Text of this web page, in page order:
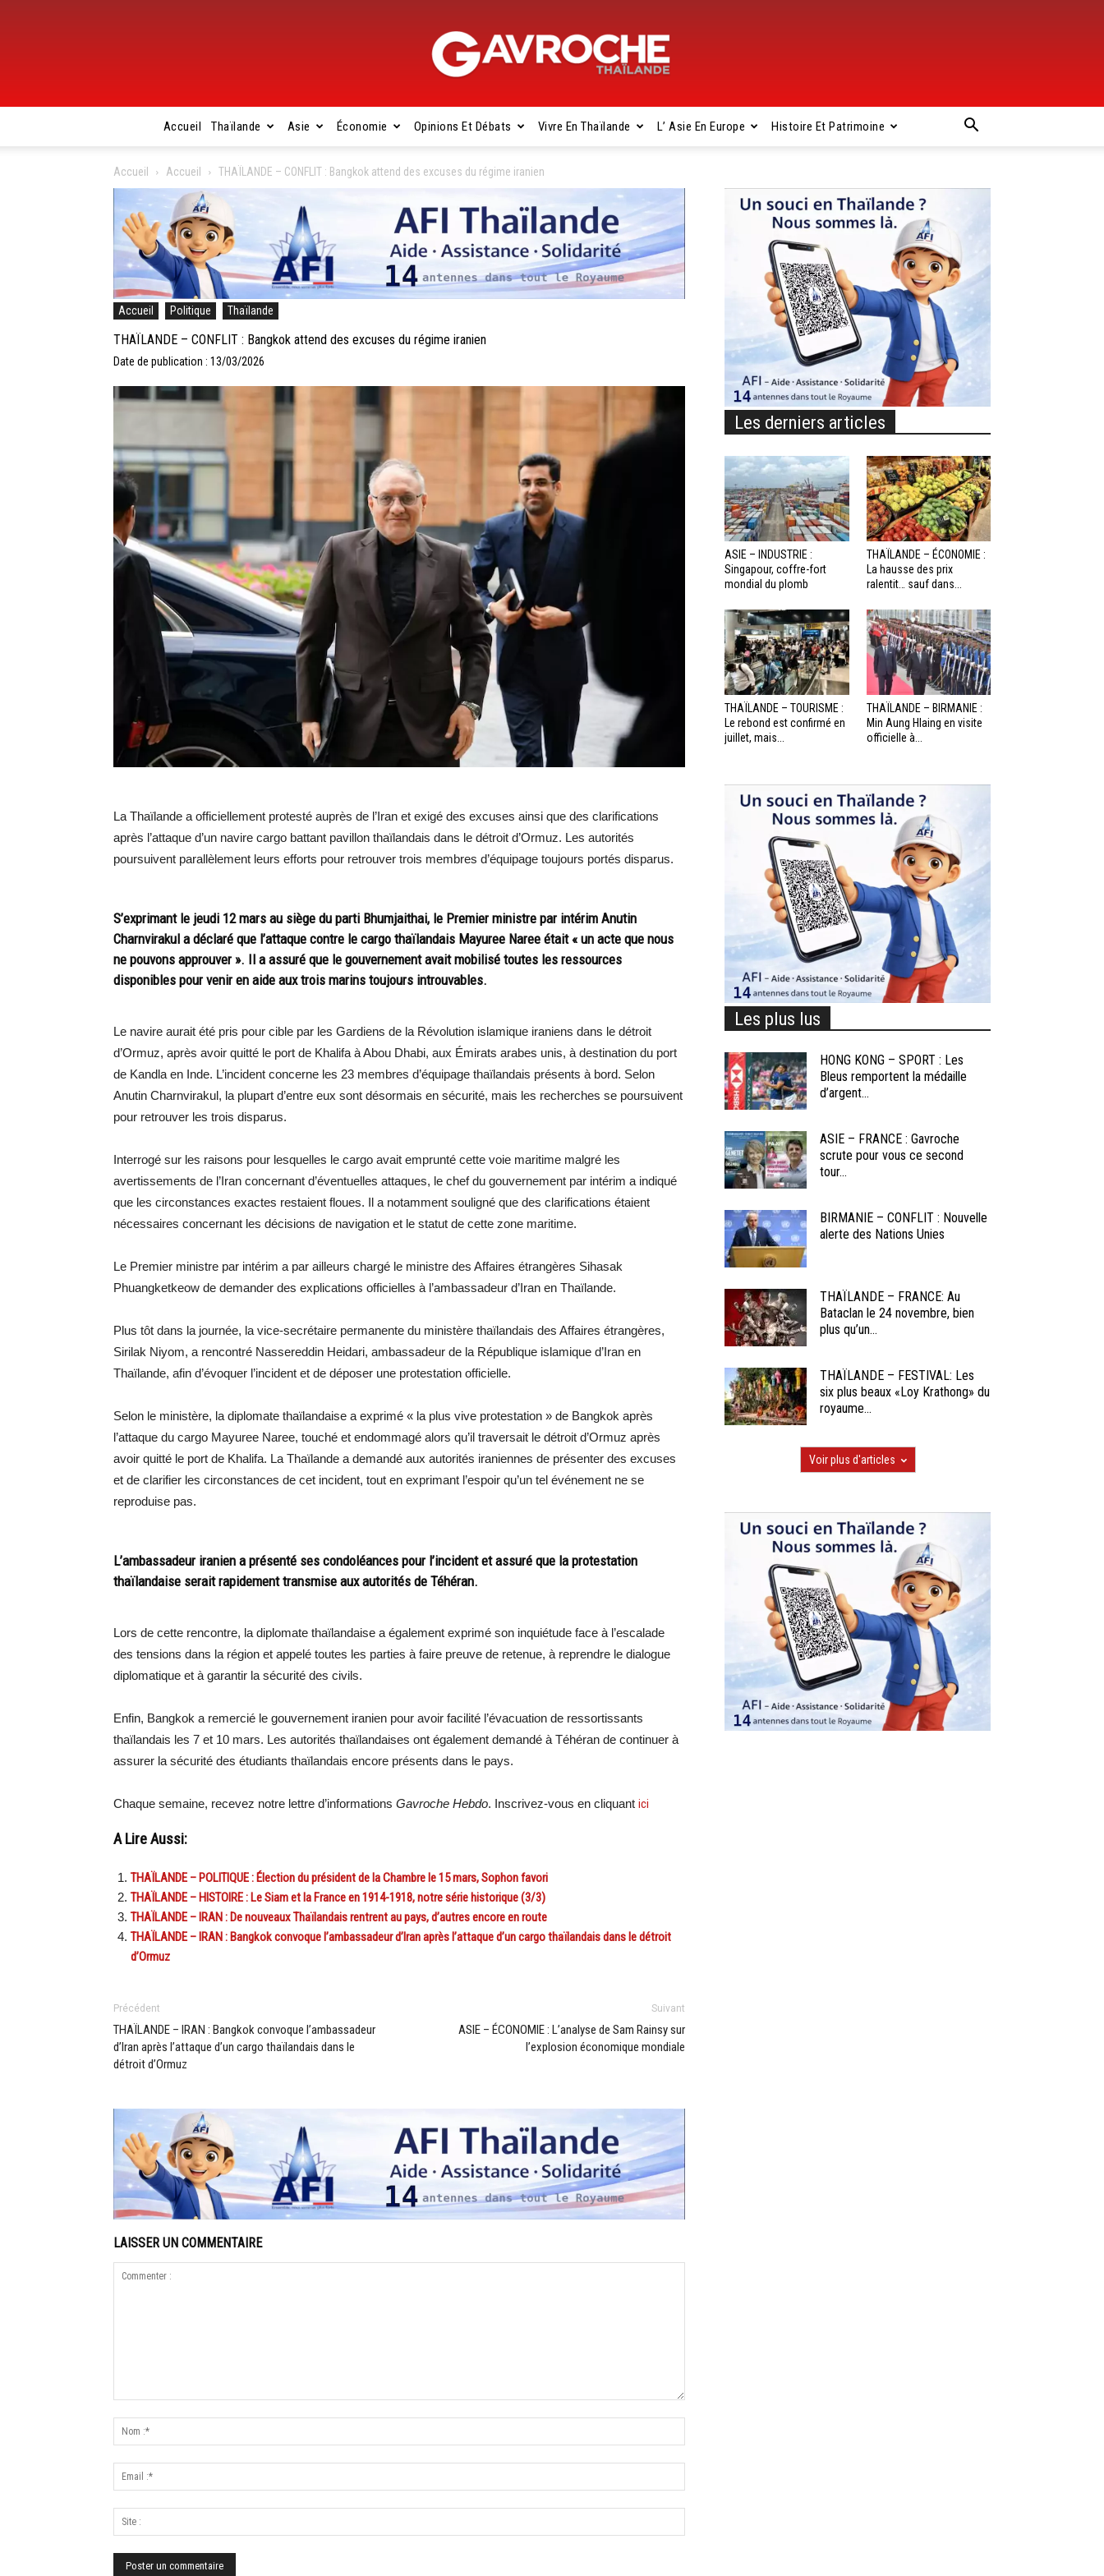
Gavroche
Thaïlande
Accueil Thaïlande Asie Économie Opinions Et Débats Vivre En Thaïlande L’ Asie En Europe Histoire Et Patrimoine
Accueil Accueil THAÏLANDE – CONFLIT : Bangkok attend des excuses du régime iranien
Accueil Politique Thaïlande
THAÏLANDE – CONFLIT : Bangkok attend des excuses du régime iranien
Date de publication : 13/03/2026
La Thaïlande a officiellement protesté auprès de l’Iran et exigé des excuses ainsi que des clarifications
après l’attaque d’un navire cargo battant pavillon thaïlandais dans le détroit d’Ormuz. Les autorités
poursuivent parallèlement leurs efforts pour retrouver trois membres d’équipage toujours portés disparus.
S’exprimant le jeudi 12 mars au siège du parti Bhumjaithai, le Premier ministre par intérim Anutin
Charnvirakul a déclaré que l’attaque contre le cargo thaïlandais Mayuree Naree était « un acte que nous
ne pouvons approuver ». Il a assuré que le gouvernement avait mobilisé toutes les ressources
disponibles pour venir en aide aux trois marins toujours introuvables.
Le navire aurait été pris pour cible par les Gardiens de la Révolution islamique iraniens dans le détroit
d’Ormuz, après avoir quitté le port de Khalifa à Abou Dhabi, aux Émirats arabes unis, à destination du port
de Kandla en Inde. L’incident concerne les 23 membres d’équipage thaïlandais présents à bord. Selon
Anutin Charnvirakul, la plupart d’entre eux sont désormais en sécurité, mais les recherches se poursuivent
pour retrouver les trois disparus.
Interrogé sur les raisons pour lesquelles le cargo avait emprunté cette voie maritime malgré les
avertissements de l’Iran concernant d’éventuelles attaques, le chef du gouvernement par intérim a indiqué
que les circonstances exactes restaient floues. Il a notamment souligné que des clarifications étaient
nécessaires concernant les décisions de navigation et le statut de cette zone maritime.
Le Premier ministre par intérim a par ailleurs chargé le ministre des Affaires étrangères Sihasak
Phuangketkeow de demander des explications officielles à l’ambassadeur d’Iran en Thaïlande.
Plus tôt dans la journée, la vice-secrétaire permanente du ministère thaïlandais des Affaires étrangères,
Sirilak Niyom, a rencontré Nassereddin Heidari, ambassadeur de la République islamique d’Iran en
Thaïlande, afin d’évoquer l’incident et de déposer une protestation officielle.
Selon le ministère, la diplomate thaïlandaise a exprimé « la plus vive protestation » de Bangkok après
l’attaque du cargo Mayuree Naree, touché et endommagé alors qu’il traversait le détroit d’Ormuz après
avoir quitté le port de Khalifa. La Thaïlande a demandé aux autorités iraniennes de présenter des excuses
et de clarifier les circonstances de cet incident, tout en exprimant l’espoir qu’un tel événement ne se
reproduise pas.
L’ambassadeur iranien a présenté ses condoléances pour l’incident et assuré que la protestation
thaïlandaise serait rapidement transmise aux autorités de Téhéran.
Lors de cette rencontre, la diplomate thaïlandaise a également exprimé son inquiétude face à l’escalade
des tensions dans la région et appelé toutes les parties à faire preuve de retenue, à reprendre le dialogue
diplomatique et à garantir la sécurité des civils.
Enfin, Bangkok a remercié le gouvernement iranien pour avoir facilité l’évacuation de ressortissants
thaïlandais les 7 et 10 mars. Les autorités thaïlandaises ont également demandé à Téhéran de continuer à
assurer la sécurité des étudiants thaïlandais encore présents dans le pays.
Chaque semaine, recevez notre lettre d’informations Gavroche Hebdo. Inscrivez-vous en cliquant ici
A Lire Aussi:
THAÏLANDE – POLITIQUE : Élection du président de la Chambre le 15 mars, Sophon favori
THAÏLANDE – HISTOIRE : Le Siam et la France en 1914-1918, notre série historique (3/3)
THAÏLANDE – IRAN : De nouveaux Thaïlandais rentrent au pays, d’autres encore en route
THAÏLANDE – IRAN : Bangkok convoque l’ambassadeur d’Iran après l’attaque d’un cargo thaïlandais dans le détroit
d’Ormuz
Précédent
THAÏLANDE – IRAN : Bangkok convoque l’ambassadeur
d’Iran après l’attaque d’un cargo thaïlandais dans le
détroit d’Ormuz
Suivant
ASIE – ÉCONOMIE : L’analyse de Sam Rainsy sur
l’explosion économique mondiale
LAISSER UN COMMENTAIRE
Les derniers articles
ASIE – INDUSTRIE :
Singapour, coffre-fort
mondial du plomb
THAÏLANDE – ÉCONOMIE :
La hausse des prix
ralentit… sauf dans...
THAÏLANDE – TOURISME :
Le rebond est confirmé en
juillet, mais...
THAÏLANDE – BIRMANIE :
Min Aung Hlaing en visite
officielle à...
Les plus lus
HONG KONG – SPORT : Les
Bleus remportent la médaille
d’argent...
ASIE – FRANCE : Gavroche
scrute pour vous ce second
tour...
BIRMANIE – CONFLIT : Nouvelle
alerte des Nations Unies
THAÏLANDE – FRANCE: Au
Bataclan le 24 novembre, bien
plus qu’un...
THAÏLANDE – FESTIVAL: Les
six plus beaux «Loy Krathong» du
royaume...
Voir plus d'articles